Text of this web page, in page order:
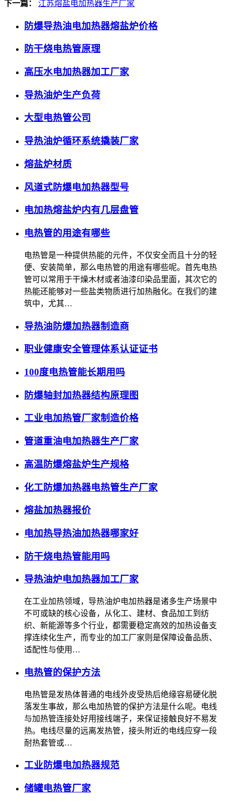
下一篇： 江苏熔盐电加热器生产厂家
防爆导热油电加热器熔盐炉价格
防干烧电热管原理
高压水电加热器加工厂家
导热油炉生产负荷
大型电热管公司
导热油炉循环系统撬装厂家
熔盐炉材质
风道式防爆电加热器型号
电加热熔盐炉内有几层盘管
电热管的用途有哪些
电热管是一种提供热能的元件，不仅安全而且十分的轻
便、安装简单，那么电热管的用途有哪些呢。首先电热
管可以常用于干燥木材或者油漆印染品里面，其次它的
热能还能够对一些盐类物质进行加热融化。在我们的建
筑中，尤其…
导热油防爆加热器制造商
职业健康安全管理体系认证证书
100度电热管能长期用吗
防爆轴封加热器结构原理图
工业电加热管厂家制造价格
管道重油电加热器生产厂家
高温防爆熔盐炉生产规格
化工防爆加热器电热管生产厂家
熔盐加热器报价
电加热导热油加热器哪家好
防干烧电热管能用吗
导热油炉电加热器加工厂家
在工业加热领域，导热油炉电加热器是诸多生产场景中
不可或缺的核心设备，从化工、建材、食品加工到纺
织、新能源等多个行业，都需要稳定高效的加热设备支
撑连续化生产，而专业的加工厂家则是保障设备品质、
适配性与使用…
电热管的保护方法
电热管是发热体普通的电线外皮受热后绝缘容易硬化脱
落发生事故，那么电加热管的保护方法是什么呢。电线
与加热管连接处好用接线端子，来保证接触良好不易发
热。电线尽量的远离发热管，接头附近的电线应穿一段
耐热套管或…
工业防爆电加热器规范
储罐电热管厂家